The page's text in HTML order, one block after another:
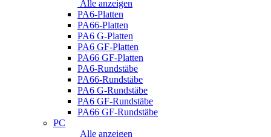
Alle anzeigen
PA6-Platten
PA66-Platten
PA6 G-Platten
PA6 GF-Platten
PA66 GF-Platten
PA6-Rundstäbe
PA66-Rundstäbe
PA6 G-Rundstäbe
PA6 GF-Rundstäbe
PA66 GF-Rundstäbe
PC
Alle anzeigen